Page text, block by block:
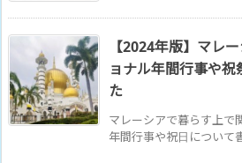
【2024年版】マレ
ョナル年間行事や
た
マレーシアで暮らす上で
年間行事や祝日について